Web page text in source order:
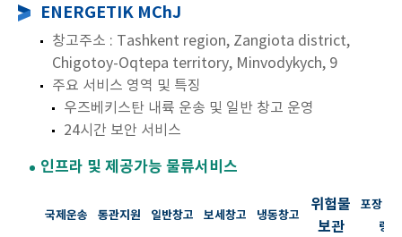
ENERGETIK MChJ
창고주소 : Tashkent region, Zangiota district,
Chigotoy-Oqtepa territory, Minvodykych, 9
주요 서비스 영역 및 특징
우즈베키스탄 내륙 운송 및 일반 창고 운영
24시간 보안 서비스
인프라 및 제공가능 물류서비스
국제운송 통관지원 일반창고 보세창고 냉동창고
위험물
보관
포장 라
링